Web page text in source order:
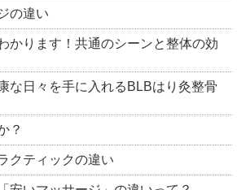
？
クティックの違い
安いマッサージ」の違いって？
ント？
・」選び方がわからない方へ
）って痛い？火傷しない？ 四ツ谷に
骨院が解説します。